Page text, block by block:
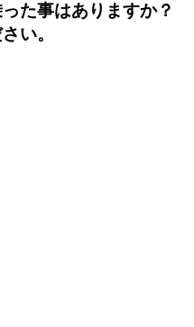
た事はありますか？
い。